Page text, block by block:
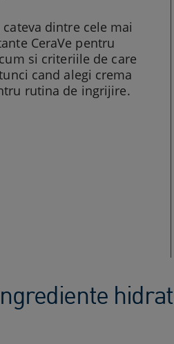
dintre cele mai
CeraVe pentru
si criteriile de care
cand alegi crema
rutina de ingrijire.